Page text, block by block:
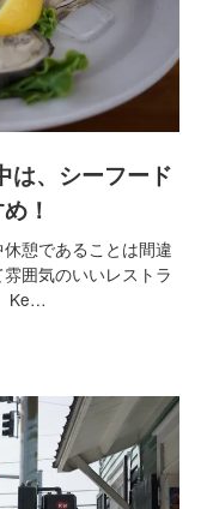
は、シーフード
！
憩であることは間違
囲気のいいレストラ
Ke…